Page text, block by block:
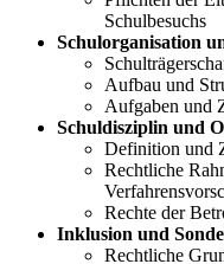
Schulbesuchs
Schulorganisation
Aufbau und
Aufgaben und
Schuldisziplin und
Definition und
Rechtliche
Rechte der
Inklusion und
Rechtliche